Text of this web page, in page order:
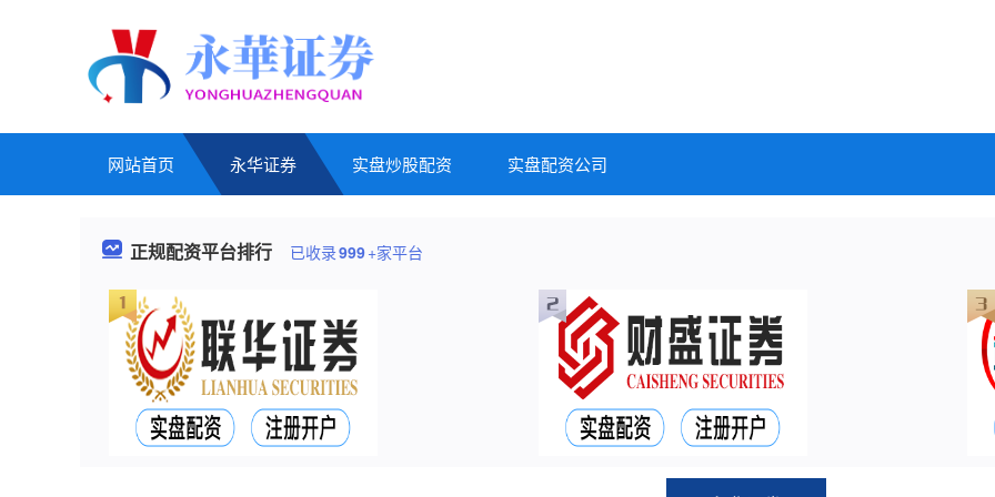
网站首页 永华证券 实盘炒股配资 实盘配资公司
正规配资平台排行 已收录999+家平台